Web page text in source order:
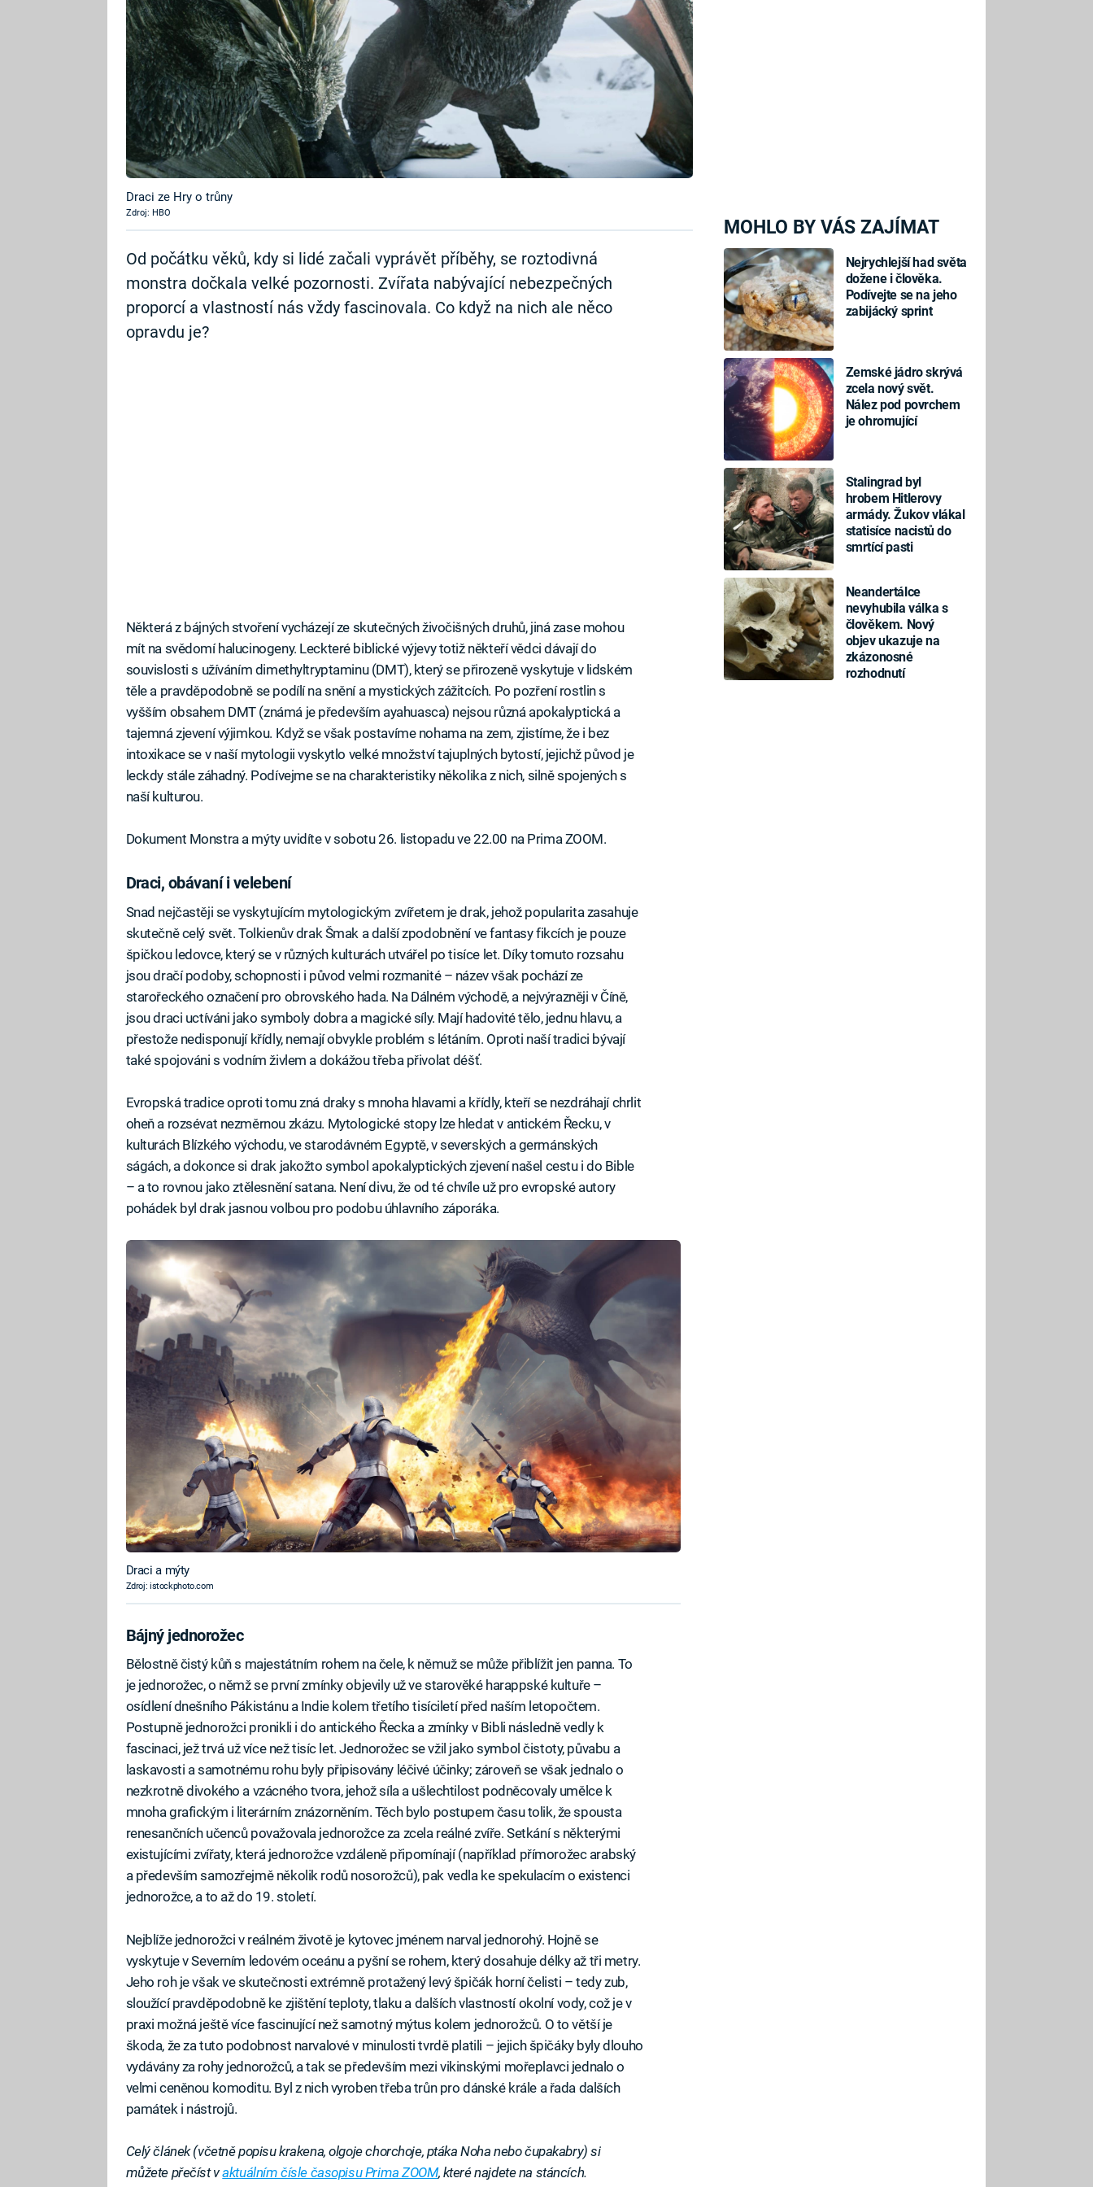
MOHLO BY VÁS ZAJÍMAT
Nejrychlejší had světa
dožene i člověka.
Podívejte se na jeho
zabijácký sprint
Zemské jádro skrývá
zcela nový svět.
Nález pod povrchem
je ohromující
Stalingrad byl
hrobem Hitlerovy
armády. Žukov vlákal
statisíce nacistů do
smrtící pasti
Neandertálce
nevyhubila válka s
člověkem. Nový
objev ukazuje na
zkázonosné
rozhodnutí
Draci ze Hry o trůny
Zdroj: HBO
Od počátku věků, kdy si lidé začali vyprávět příběhy, se roztodivná
monstra dočkala velké pozornosti. Zvířata nabývající nebezpečných
proporcí a vlastností nás vždy fascinovala. Co když na nich ale něco
opravdu je?
Některá z bájných stvoření vycházejí ze skutečných živočišných druhů, jiná zase mohou
mít na svědomí halucinogeny. Leckteré biblické výjevy totiž někteří vědci dávají do
souvislosti s užíváním dimethyltryptaminu (DMT), který se přirozeně vyskytuje v lidském
těle a pravděpodobně se podílí na snění a mystických zážitcích. Po pozření rostlin s
vyšším obsahem DMT (známá je především ayahuasca) nejsou různá apokalyptická a
tajemná zjevení výjimkou. Když se však postavíme nohama na zem, zjistíme, že i bez
intoxikace se v naší mytologii vyskytlo velké množství tajuplných bytostí, jejichž původ je
leckdy stále záhadný. Podívejme se na charakteristiky několika z nich, silně spojených s
naší kulturou.
Dokument Monstra a mýty uvidíte v sobotu 26. listopadu ve 22.00 na Prima ZOOM.
Draci, obávaní i velebení
Snad nejčastěji se vyskytujícím mytologickým zvířetem je drak, jehož popularita zasahuje
skutečně celý svět. Tolkienův drak Šmak a další zpodobnění ve fantasy fikcích je pouze
špičkou ledovce, který se v různých kulturách utvářel po tisíce let. Díky tomuto rozsahu
jsou dračí podoby, schopnosti i původ velmi rozmanité – název však pochází ze
starořeckého označení pro obrovského hada. Na Dálném východě, a nejvýrazněji v Číně,
jsou draci uctíváni jako symboly dobra a magické síly. Mají hadovité tělo, jednu hlavu, a
přestože nedisponují křídly, nemají obvykle problém s létáním. Oproti naší tradici bývají
také spojováni s vodním živlem a dokážou třeba přivolat déšť.
Evropská tradice oproti tomu zná draky s mnoha hlavami a křídly, kteří se nezdráhají chrlit
oheň a rozsévat nezměrnou zkázu. Mytologické stopy lze hledat v antickém Řecku, v
kulturách Blízkého východu, ve starodávném Egyptě, v severských a germánských
ságách, a dokonce si drak jakožto symbol apokalyptických zjevení našel cestu i do Bible
– a to rovnou jako ztělesnění satana. Není divu, že od té chvíle už pro evropské autory
pohádek byl drak jasnou volbou pro podobu úhlavního záporáka.
Draci a mýty
Zdroj: istockphoto.com
Bájný jednorožec
Bělostně čistý kůň s majestátním rohem na čele, k němuž se může přiblížit jen panna. To
je jednorožec, o němž se první zmínky objevily už ve starověké harappské kultuře –
osídlení dnešního Pákistánu a Indie kolem třetího tisíciletí před naším letopočtem.
Postupně jednorožci pronikli i do antického Řecka a zmínky v Bibli následně vedly k
fascinaci, jež trvá už více než tisíc let. Jednorožec se vžil jako symbol čistoty, půvabu a
laskavosti a samotnému rohu byly připisovány léčivé účinky; zároveň se však jednalo o
nezkrotně divokého a vzácného tvora, jehož síla a ušlechtilost podněcovaly umělce k
mnoha grafickým i literárním znázorněním. Těch bylo postupem času tolik, že spousta
renesančních učenců považovala jednorožce za zcela reálné zvíře. Setkání s některými
existujícími zvířaty, která jednorožce vzdáleně připomínají (například přímorožec arabský
a především samozřejmě několik rodů nosorožců), pak vedla ke spekulacím o existenci
jednorožce, a to až do 19. století.
Nejblíže jednorožci v reálném životě je kytovec jménem narval jednorohý. Hojně se
vyskytuje v Severním ledovém oceánu a pyšní se rohem, který dosahuje délky až tři metry.
Jeho roh je však ve skutečnosti extrémně protažený levý špičák horní čelisti – tedy zub,
sloužící pravděpodobně ke zjištění teploty, tlaku a dalších vlastností okolní vody, což je v
praxi možná ještě více fascinující než samotný mýtus kolem jednorožců. O to větší je
škoda, že za tuto podobnost narvalové v minulosti tvrdě platili – jejich špičáky byly dlouho
vydávány za rohy jednorožců, a tak se především mezi vikinskými mořeplavci jednalo o
velmi ceněnou komoditu. Byl z nich vyroben třeba trůn pro dánské krále a řada dalších
památek i nástrojů.
Celý článek (včetně popisu krakena, olgoje chorchoje, ptáka Noha nebo čupakabry) si
můžete přečíst vaktuálním čísle časopisu Prima ZOOM, které najdete na stáncích.